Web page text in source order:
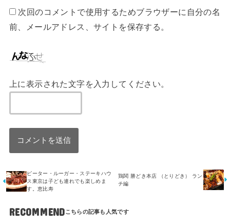
次回のコメントで使用するためブラウザーに自分の名
前、メールアドレス、サイトを保存する。
上に表示された文字を入力してください。
ピーター・ルーガー・ステーキハウ
ス東京は子ども連れでも楽しめま
す。恵比寿
鶏鬨 勝どき本店 （とりどき） ラン
チ編
RECOMMEND